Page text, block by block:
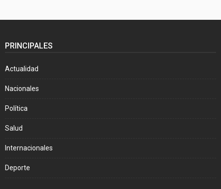
PRINCIPALES
Actualidad
Nacionales
Política
Salud
Internacionales
Deporte